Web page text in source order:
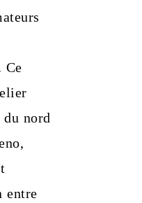
Ce
nord
entre